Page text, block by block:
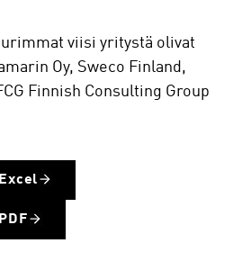
viisi yritystä olivat
Oy, Sweco Finland,
Finnish Consulting Group